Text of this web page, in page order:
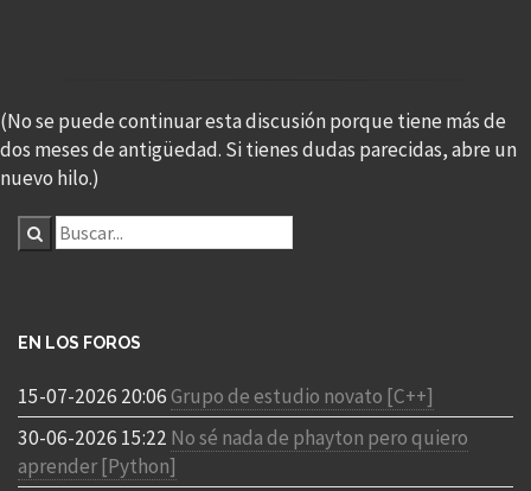
(No se puede continuar esta discusión porque tiene más de
dos meses de antigüedad. Si tienes dudas parecidas, abre un
nuevo hilo.)
EN LOS FOROS
15-07-2026 20:06Grupo de estudio novato [C++]
30-06-2026 15:22 No sé nada de phayton pero quiero
aprender [Python]